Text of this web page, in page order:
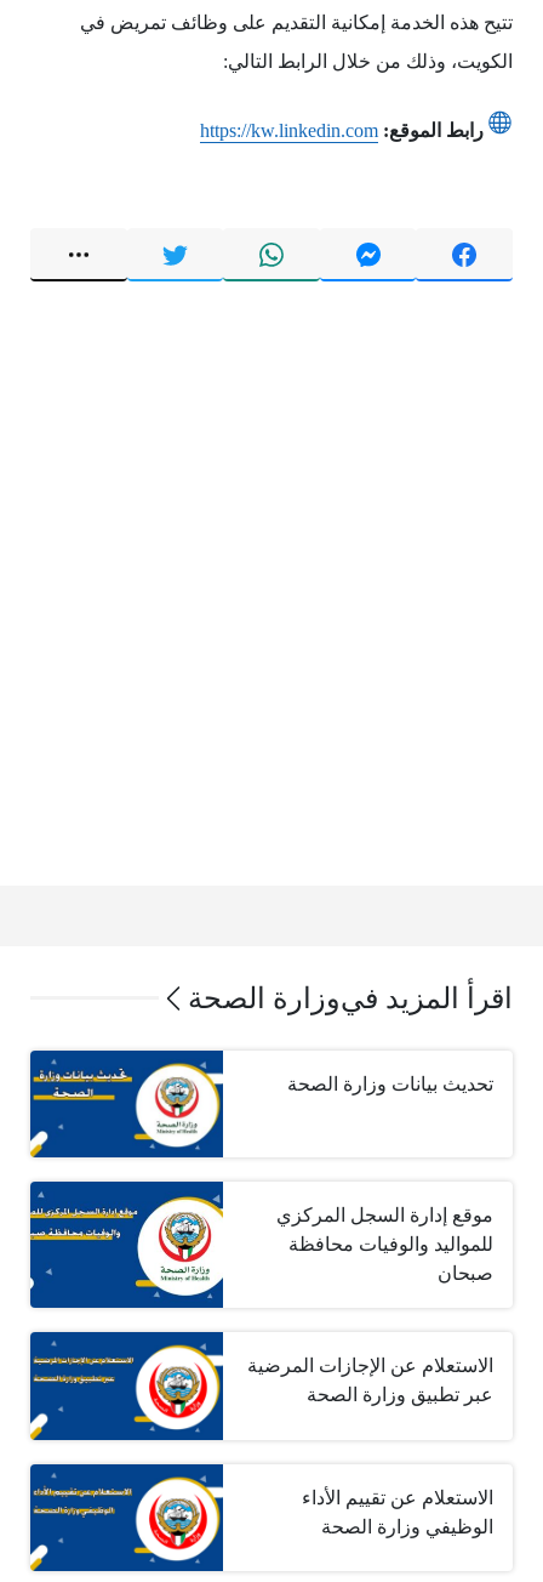
تتيح هذه الخدمة إمكانية التقديم على وظائف تمريض في
الكويت، وذلك من خلال الرابط التالي:
رابط الموقع: https://kw.linkedin.com
اقرأ المزيد فيوزارة الصحة
تحديث بيانات وزارة الصحة
موقع إدارة السجل المركزي
للمواليد والوفيات محافظة
صبحان
الاستعلام عن الإجازات المرضية
عبر تطبيق وزارة الصحة
الاستعلام عن تقييم الأداء
الوظيفي وزارة الصحة